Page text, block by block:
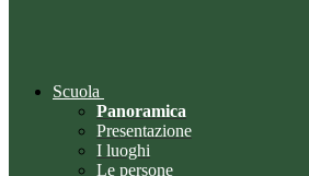
Scuola
Panoramica
Presentazione
I luoghi
Le persone